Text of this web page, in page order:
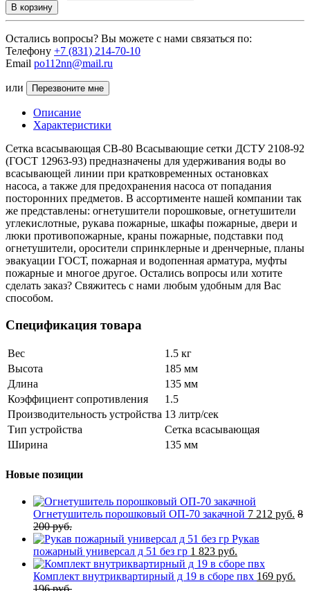
В корзину
Остались вопросы? Вы можете с нами связаться по:
Телефону +7 (831) 214-70-10
Email po112nn@mail.ru
или Перезвоните мне
Описание
Характеристики
Сетка всасывающая СВ-80 Всасывающие сетки ДСТУ 2108-92
(ГОСТ 12963-93) предназначены для удерживания воды во
всасывающей линии при кратковременных остановках
насоса, а также для предохранения насоса от попадания
посторонних предметов. В ассортименте нашей компании так
же представлены: огнетушители порошковые, огнетушители
углекислотные, рукава пожарные, шкафы пожарные, двери и
люки противопожарные, краны пожарные, подставки под
огнетушители, оросители спринклерные и дренчерные, планы
эвакуации ГОСТ, пожарная и водопенная арматура, муфты
пожарные и многое другое. Остались вопросы или хотите
сделать заказ? Свяжитесь с нами любым удобным для Вас
способом.
Спецификация товара
Вес
1.5 кг
Высота
185 мм
Длина
135 мм
Коэффициент сопротивления
1.5
Производительность устройства 13 литр/сек
Тип устройства
Сетка всасывающая
Ширина
135 мм
Новые позиции
Огнетушитель порошковый ОП-70 закачной 7 212 руб. 8
200 руб.
Рукав
пожарный универсал д 51 без гр 1 823 руб.
Комплект внутриквартирный д 19 в сборе пвх 169 руб.
196 руб.